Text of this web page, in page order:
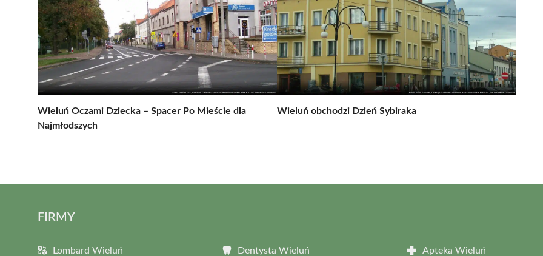
Wieluń Oczami Dziecka – Spacer Po Mieście dla
Najmłodszych
Wieluń obchodzi Dzień Sybiraka
FIRMY
Lombard Wieluń Dentysta Wieluń Apteka Wieluń